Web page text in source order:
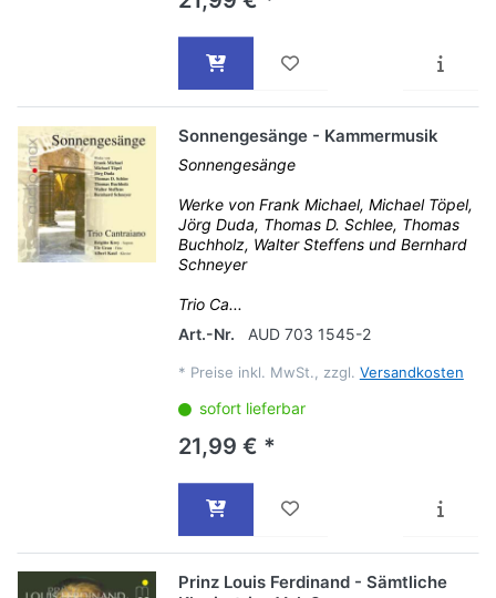
Sonnengesänge - Kammermusik
Sonnengesänge
Werke von Frank Michael, Michael Töpel,
Jörg Duda, Thomas D. Schlee, Thomas
Buchholz, Walter Steffens und Bernhard
Schneyer
Trio Ca...
Art.-Nr.
AUD 703 1545-2
* Preise inkl. MwSt., zzgl. Versandkosten
sofort lieferbar
21,99 € *
Prinz Louis Ferdinand - Sämtliche